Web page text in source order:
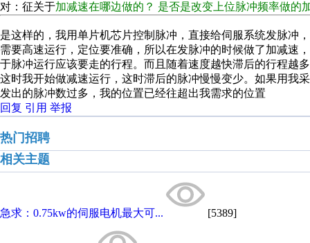
对：征关于加减速在哪边做的？ 是否是改变上位脉冲频率做的
是这样的，我用单片机芯片控制脉冲，直接给伺服系统发脉冲
需要高速运行，定位要准确，所以在发脉冲的时候做了加减速
于脉冲运行应该要走的行程。而且随着速度越快滞后的行程越
这时我开始做减速运行，这时滞后的脉冲慢慢变少。如果用我
发出的脉冲数过多，我的位置已经往超出我需求的位置
回复 引用 举报
热门招聘
相关主题
急求：0.75kw的伺服电机最大可... [5389]